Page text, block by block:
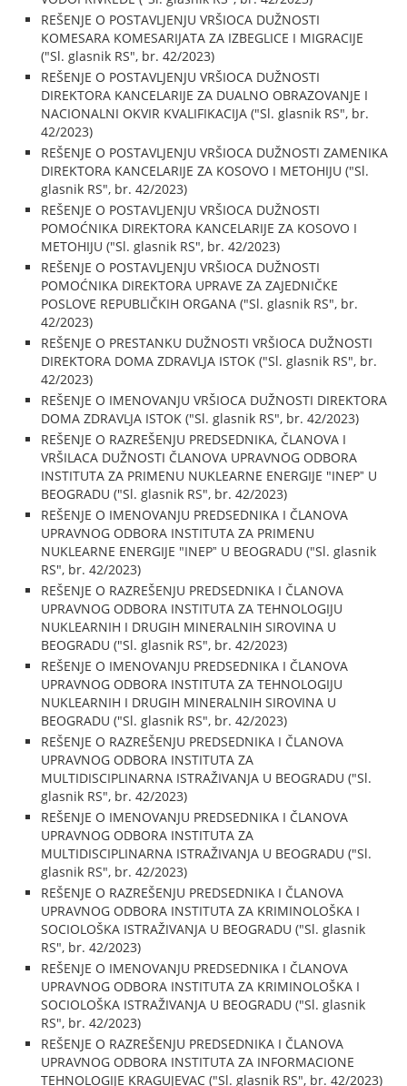
REŠENJE O POSTAVLJENJU VRŠIOCA DUŽNOSTI
KOMESARA KOMESARIJATA ZA IZBEGLICE I MIGRACIJE
("Sl. glasnik RS", br. 42/2023)
REŠENJE O POSTAVLJENJU VRŠIOCA DUŽNOSTI
DIREKTORA KANCELARIJE ZA DUALNO OBRAZOVANJE I
NACIONALNI OKVIR KVALIFIKACIJA ("Sl. glasnik RS", br.
42/2023)
REŠENJE O POSTAVLJENJU VRŠIOCA DUŽNOSTI ZAMENIKA
DIREKTORA KANCELARIJE ZA KOSOVO I METOHIJU ("Sl.
glasnik RS", br. 42/2023)
REŠENJE O POSTAVLJENJU VRŠIOCA DUŽNOSTI
POMOĆNIKA DIREKTORA KANCELARIJE ZA KOSOVO I
METOHIJU ("Sl. glasnik RS", br. 42/2023)
REŠENJE O POSTAVLJENJU VRŠIOCA DUŽNOSTI
POMOĆNIKA DIREKTORA UPRAVE ZA ZAJEDNIČKE
POSLOVE REPUBLIČKIH ORGANA ("Sl. glasnik RS", br.
42/2023)
REŠENJE O PRESTANKU DUŽNOSTI VRŠIOCA DUŽNOSTI
DIREKTORA DOMA ZDRAVLJA ISTOK ("Sl. glasnik RS", br.
42/2023)
REŠENJE O IMENOVANJU VRŠIOCA DUŽNOSTI DIREKTORA
DOMA ZDRAVLJA ISTOK ("Sl. glasnik RS", br. 42/2023)
REŠENJE O RAZREŠENJU PREDSEDNIKA, ČLANOVA I
VRŠILACA DUŽNOSTI ČLANOVA UPRAVNOG ODBORA
INSTITUTA ZA PRIMENU NUKLEARNE ENERGIJE "INEPˮ U
BEOGRADU ("Sl. glasnik RS", br. 42/2023)
REŠENJE O IMENOVANJU PREDSEDNIKA I ČLANOVA
UPRAVNOG ODBORA INSTITUTA ZA PRIMENU
NUKLEARNE ENERGIJE "INEPˮ U BEOGRADU ("Sl. glasnik
RS", br. 42/2023)
REŠENJE O RAZREŠENJU PREDSEDNIKA I ČLANOVA
UPRAVNOG ODBORA INSTITUTA ZA TEHNOLOGIJU
NUKLEARNIH I DRUGIH MINERALNIH SIROVINA U
BEOGRADU ("Sl. glasnik RS", br. 42/2023)
REŠENJE O IMENOVANJU PREDSEDNIKA I ČLANOVA
UPRAVNOG ODBORA INSTITUTA ZA TEHNOLOGIJU
NUKLEARNIH I DRUGIH MINERALNIH SIROVINA U
BEOGRADU ("Sl. glasnik RS", br. 42/2023)
REŠENJE O RAZREŠENJU PREDSEDNIKA I ČLANOVA
UPRAVNOG ODBORA INSTITUTA ZA
MULTIDISCIPLINARNA ISTRAŽIVANJA U BEOGRADU ("Sl.
glasnik RS", br. 42/2023)
REŠENJE O IMENOVANJU PREDSEDNIKA I ČLANOVA
UPRAVNOG ODBORA INSTITUTA ZA
MULTIDISCIPLINARNA ISTRAŽIVANJA U BEOGRADU ("Sl.
glasnik RS", br. 42/2023)
REŠENJE O RAZREŠENJU PREDSEDNIKA I ČLANOVA
UPRAVNOG ODBORA INSTITUTA ZA KRIMINOLOŠKA I
SOCIOLOŠKA ISTRAŽIVANJA U BEOGRADU ("Sl. glasnik
RS", br. 42/2023)
REŠENJE O IMENOVANJU PREDSEDNIKA I ČLANOVA
UPRAVNOG ODBORA INSTITUTA ZA KRIMINOLOŠKA I
SOCIOLOŠKA ISTRAŽIVANJA U BEOGRADU ("Sl. glasnik
RS", br. 42/2023)
REŠENJE O RAZREŠENJU PREDSEDNIKA I ČLANOVA
UPRAVNOG ODBORA INSTITUTA ZA INFORMACIONE
TEHNOLOGIJE KRAGUJEVAC ("Sl. glasnik RS", br. 42/2023)